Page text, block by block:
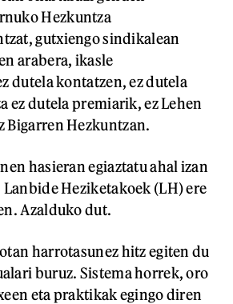
Hezkuntza
gutxiengo sindikalean
arabera, ikasle
dutela kontatzen, ez dutela
ez dutela premiarik, ez Lehen
Bigarren Hezkuntzan.
hasieran egiaztatu ahal izan
Heziketakoek (LH) ere
Azalduko dut.
harrotasunez hitz egiten du
buruz. Sistema horrek, oro
eta praktikak egingo diren